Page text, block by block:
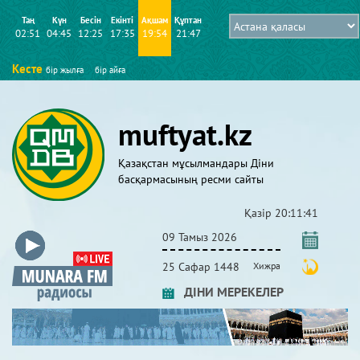
Таң
02:51
Күн
04:45
Бесін
12:25
Екінті
17:35
Ақшам
19:54
Құптан
21:47
Кесте бір жылға бір айға
muftyat.kz
Қазақстан мұсылмандары Діни
басқармасының ресми сайты
Қазір 20:11:42
09 Тамыз 2026
25 Сафар 1448 Хижра
ДІНИ МЕРЕКЕЛЕР